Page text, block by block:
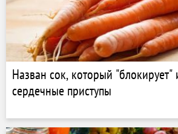
Назван сок, который "блокирует"
сердечные приступы